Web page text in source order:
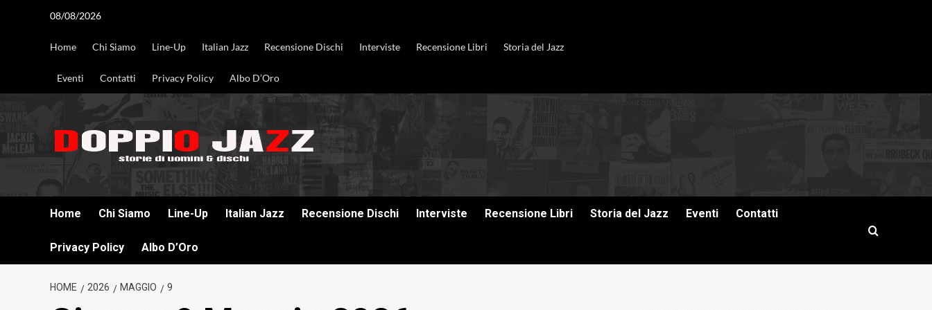
08/08/2026
Home Chi Siamo Line-Up Italian Jazz Recensione Dischi Interviste Recensione Libri Storia del Jazz
Eventi Contatti Privacy Policy Albo D’Oro
Home Chi Siamo Line-Up Italian Jazz Recensione Dischi Interviste Recensione Libri Storia del Jazz Eventi Contatti
Privacy Policy Albo D’Oro
HOME 2026 MAGGIO 9